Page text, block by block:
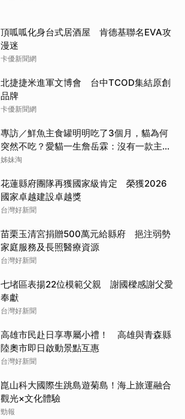
頂呱呱化身台式居酒屋 肯德基聯名EVA攻
漫迷
卡優新聞網
北捷捷米進軍文博會 台中TCOD集結原創
品牌
卡優新聞網
專訪／鮮魚主食罐明明吃了3個月，貓為何
突然不吃？愛貓一生詹岳霖：沒有一款主食
能保證牠永遠喜歡
姊妹淘
花蓮縣府團隊再獲國家級肯定 榮獲2026
國家卓越建設卓越獎
台灣好新聞
苗栗玉清宮捐贈500萬元給縣府 挹注弱勢
家庭服務及長照醫療資源
台灣好新聞
七堵區表揚22位模範父親 謝國樑感謝父愛
奉獻
台灣好新聞
高雄市民赴日享專屬小禮！ 高雄與青森縣
陸奧市即日啟動景點互惠
台灣好新聞
崑山科大國際生跳島遊菊島！海上旅運融合
觀光×文化體驗
勁報